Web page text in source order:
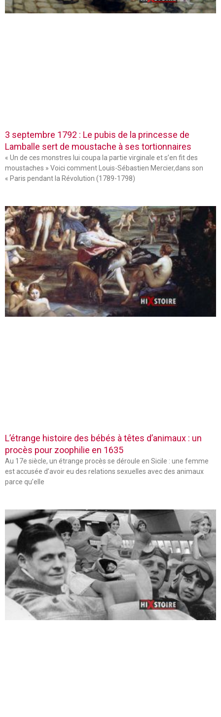
3 septembre 1792 : Le pubis de la princesse de
Lamballe sert de moustache à ses tortionnaires
« Un de ces monstres lui coupa la partie virginale et s’en fit des
moustaches » Voici comment Louis-Sébastien Mercier,dans son
« Paris pendant la Révolution (1789-1798)
L’étrange histoire des bébés à têtes d’animaux : un
procès pour zoophilie en 1635
Au 17e siècle, un étrange procès se déroule en Sicile : une femme
est accusée d’avoir eu des relations sexuelles avec des animaux
parce qu’elle